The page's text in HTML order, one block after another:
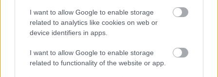
I want to allow Google to enable storage
related to analytics like cookies on web or
device identifiers in apps.
I want to allow Google to enable storage
related to functionality of the website or app.
spájzban van
Kistotál: Jó helyre kerültek az Oscarok?